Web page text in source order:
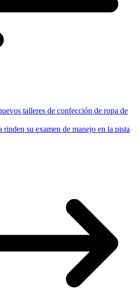
talleres de confección de ropa de
rinden su examen de manejo en la pista